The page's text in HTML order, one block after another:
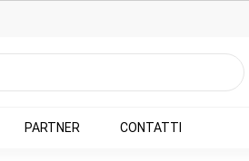
PARTNER CONTATTI